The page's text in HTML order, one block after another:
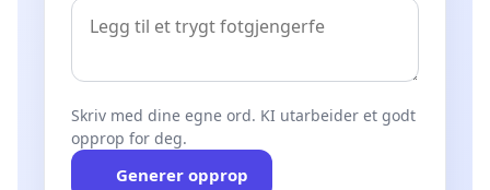
Skriv med dine egne ord. KI utarbeider et godt
opprop for deg.
Generer opprop